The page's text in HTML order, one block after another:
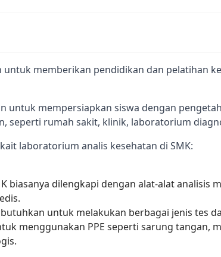
memberikan pendidikan dan pelatihan
seperti rumah sakit, klinik, laboratorium
laboratorium analis kesehatan di SMK:
biasanya dilengkapi dengan alat-alat analisis
untuk melakukan berbagai jenis tes
menggunakan PPE seperti sarung tangan,